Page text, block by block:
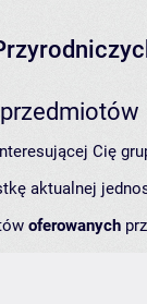
Cię
aktualnej
oferowanych